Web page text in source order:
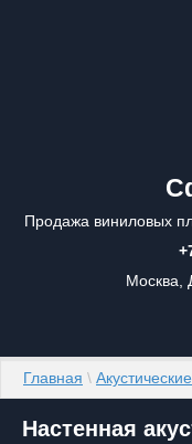
Продажа виниловых
Москва,
Главная \
Настенная